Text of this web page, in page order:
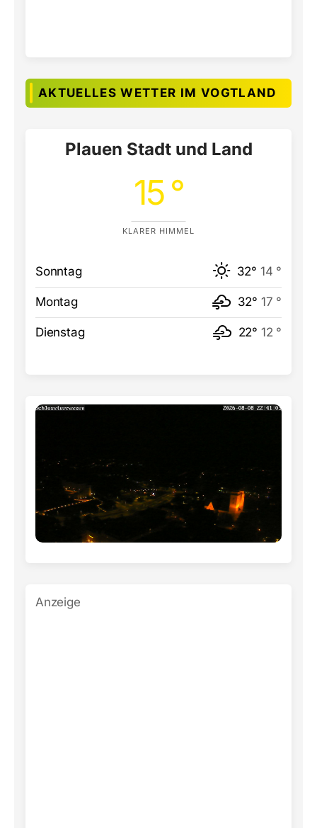
AKTUELLES WETTER IM VOGTLAND
Plauen Stadt und Land
15 °
KLARER HIMMEL
Sonntag 32° 14 °
Montag 32° 17 °
Dienstag 22° 12 °
Anzeige